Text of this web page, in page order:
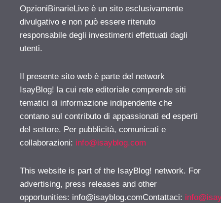
OpzioniBinarieLive è un sito esclusivamente
divulgativo e non può essere ritenuto
responsabile degli investimenti effettuati dagli
utenti.
Il presente sito web è parte del network
IsayBlog! la cui rete editoriale comprende siti
tematici di informazione indipendente che
contano sul contributo di appassionati ed esperti
del settore. Per pubblicità, comunicati e
collaborazioni: info@isayblog.com
This website is part of the IsayBlog! network. For
advertising, press releases and other
opportunities: info@isayblog.comContattaci: